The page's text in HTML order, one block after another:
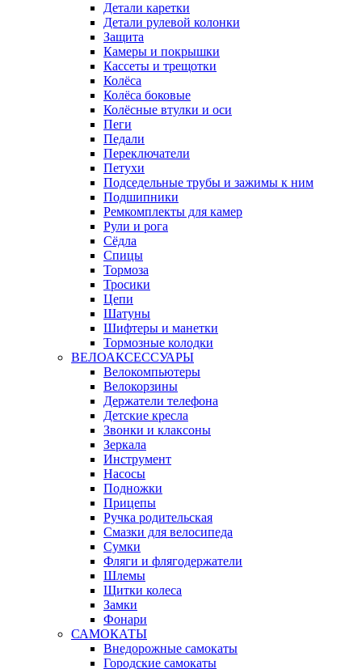
Детали каретки
Детали рулевой колонки
Защита
Камеры и покрышки
Кассеты и трещотки
Колёса
Колёса боковые
Колёсные втулки и оси
Пеги
Педали
Переключатели
Петухи
Подседельные трубы и зажимы к ним
Подшипники
Ремкомплекты для камер
Рули и рога
Сёдла
Спицы
Тормоза
Тросики
Цепи
Шатуны
Шифтеры и манетки
Тормозные колодки
ВЕЛОАКСЕССУАРЫ
Велокомпьютеры
Велокорзины
Держатели телефона
Детские кресла
Звонки и клаксоны
Зеркала
Инструмент
Насосы
Подножки
Прицепы
Ручка родительская
Смазки для велосипеда
Сумки
Фляги и флягодержатели
Шлемы
Щитки колеса
Замки
Фонари
САМОКАТЫ
Внедорожные самокаты
Городские самокаты